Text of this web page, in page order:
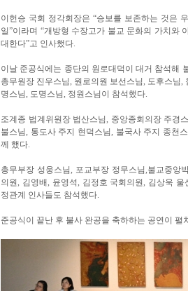
이헌승 국회 정각회장은 “승보를 보존하는 것은
일”이라며 “개방형 수장고가 불교 문화의 가치와
대한다”고 인사했다.
이날 준공식에는 종단의 원로대덕이 대거 참석해
총무원장 진우스님, 원로의원 보선스님, 도후스님
명스님, 도명스님, 정원스님이 참석했다.
조계종 법계위원장 법산스님, 중앙종회의장 주경
불스님, 통도사 주지 현덕스님, 불국사 주지 종천
께 했다.
총무부장 성웅스님, 포교부장 정무스님,불교중앙
의원, 김영배, 윤영석, 김정호 국회의원, 김상욱
정관계 인사들도 참석했다.
준공식이 끝난 후 불사 완공을 축하하는 공연이